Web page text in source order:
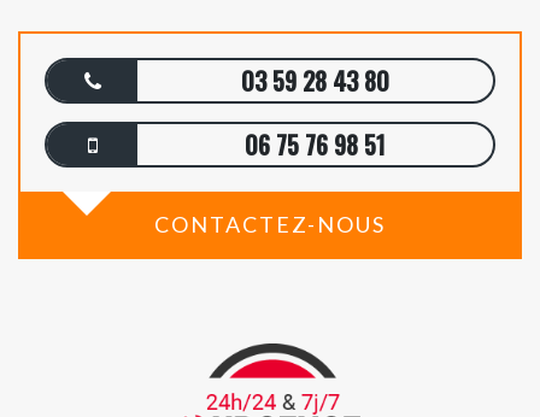
03 59 28 43 80
06 75 76 98 51
CONTACTEZ-NOUS